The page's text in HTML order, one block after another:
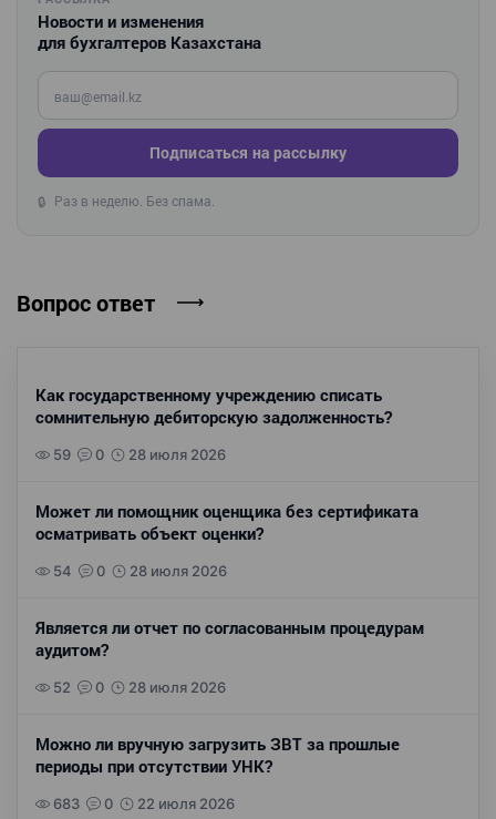
Новости и изменения
для бухгалтеров Казахстана
Введите ваш e-mail
Подписаться на рассылку
🔒 Раз в неделю. Без спама.
Вопрос ответ
Как государственному учреждению списать
сомнительную дебиторскую задолженность?
59 0 28 июля 2026
Может ли помощник оценщика без сертификата
осматривать объект оценки?
54 0 28 июля 2026
Является ли отчет по согласованным процедурам
аудитом?
52 0 28 июля 2026
Можно ли вручную загрузить ЗВТ за прошлые
периоды при отсутствии УНК?
683 0 22 июля 2026